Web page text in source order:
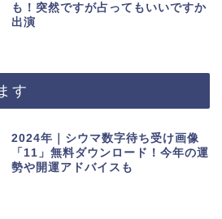
も！突然ですが占ってもいいですか
出演
す
2024年｜シウマ数字待ち受け画像
「11」無料ダウンロード！今年の運
勢や開運アドバイスも